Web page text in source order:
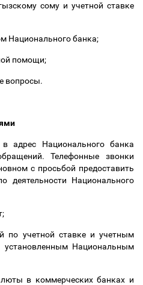
сому и учетной ставке
Национального банка;
помощи;
вопросы.
адрес Национального банка
Телефонные звонки
с просьбой предоставить
деятельности Национального
по учетной ставке и учетным
установленным Национальным
в коммерческих банках и